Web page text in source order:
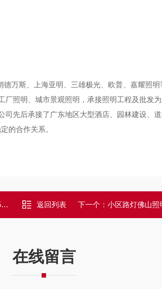
万斯、上海亚明、三雄极光、欧普、嘉耀照
照明、城市景观照明，承接照明工程及批发
先后承接了广东地区大型酒店、园林建设、
的合作关系。
返回列表 下一个： 小区路灯佛山照明变
在线留言